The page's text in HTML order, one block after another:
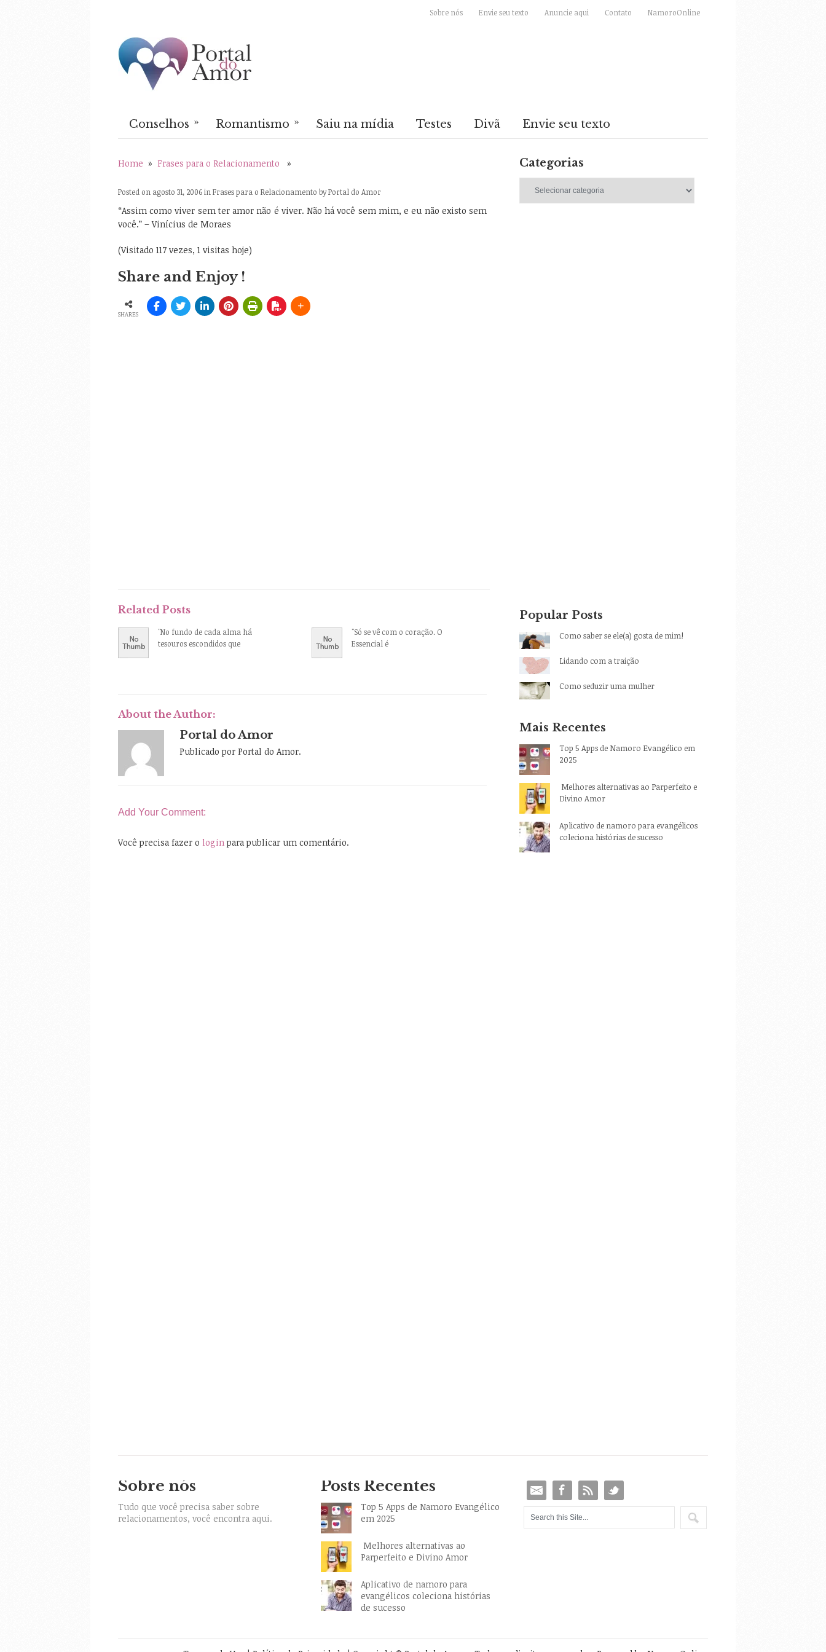
Sobre nós Envie seu texto Anuncie aqui Contato NamoroOnline
Conselhos » Romantismo » Saiu na mídia Testes Divã Envie seu texto
Home » Frases para o Relacionamento »
Posted on agosto 31, 2006 in Frases para o Relacionamento byPortal do Amor
“Assim como viver sem ter amor não é viver. Não há você sem mim, e eu não existo sem
você.” – Vinícius de Moraes
(Visitado 117 vezes, 1 visitas hoje)
Share and Enjoy !
SHARES
Related Posts
"No fundo de cada alma há
tesouros escondidos que
"Só se vê com o coração. O
Essencial é
About the Author:
Portal do Amor
Publicado por Portal do Amor.
Add Your Comment:
Você precisa fazer o login para publicar um comentário.
Categorias
Popular Posts
Como saber se ele(a) gosta de mim!
Lidando com a traição
Como seduzir uma mulher
Mais Recentes
Top 5 Apps de Namoro Evangélico em
2025
Melhores alternativas ao Parperfeito e
Divino Amor
Aplicativo de namoro para evangélicos
coleciona histórias de sucesso
Sobre nós
Tudo que você precisa saber sobre
relacionamentos, você encontra aqui.
Posts Recentes
Top 5 Apps de Namoro Evangélico
em 2025
Melhores alternativas ao
Parperfeito e Divino Amor
Aplicativo de namoro para
evangélicos coleciona histórias
de sucesso